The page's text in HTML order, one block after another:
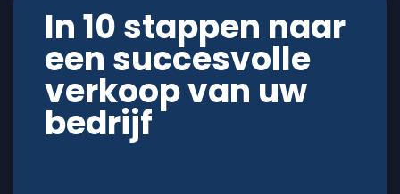
In 10 stappen naar
een succesvolle
verkoop van uw
bedrijf